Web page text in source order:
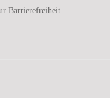
Barrierefreiheit